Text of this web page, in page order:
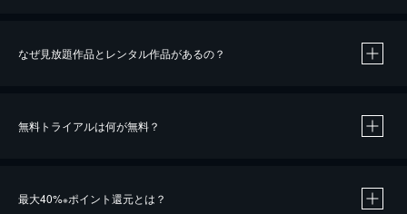
なぜ見放題作品とレンタル作品があるの？
無料トライアルは何が無料？
最大40%※ポイント還元とは？